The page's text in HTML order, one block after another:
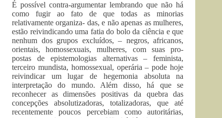
É possível contra-argumentar lembrando que não há
como fugir ao fato de que todas as minorias
relativamente organiza- das, e não apenas as mulheres,
estão reivindicando uma fatia do bolo da ciência e que
nenhum dos grupos excluídos, – negros, africanos,
orientais, homossexuais, mulheres, com suas pro-
postas de epistemologias alternativas – feminista,
terceiro mundista, homossexual, operária – pode hoje
reivindicar um lugar de hegemonia absoluta na
interpretação do mundo. Além disso, há que se
reconhecer as dimensões positivas da quebra das
concepções absolutizadoras, totalizadoras, que até
recentemente poucos percebiam como autoritárias,